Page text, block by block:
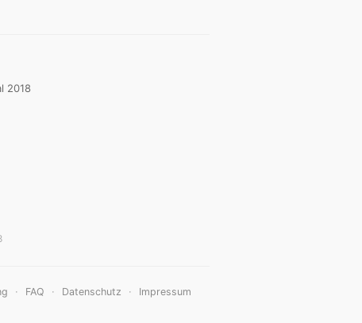
2018
· FAQ · Datenschutz · Impressum